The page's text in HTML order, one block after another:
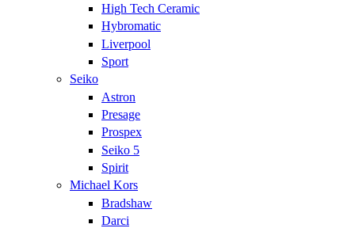
High Tech Ceramic
Hybromatic
Liverpool
Sport
Seiko
Astron
Presage
Prospex
Seiko 5
Spirit
Michael Kors
Bradshaw
Darci